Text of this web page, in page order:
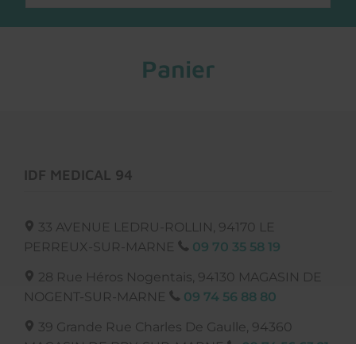
Panier
IDF MEDICAL 94
33 AVENUE LEDRU-ROLLIN, 94170 LE
PERREUX-SUR-MARNE
09 70 35 58 19
28 Rue Héros Nogentais, 94130 MAGASIN DE
NOGENT-SUR-MARNE
09 74 56 88 80
39 Grande Rue Charles De Gaulle, 94360